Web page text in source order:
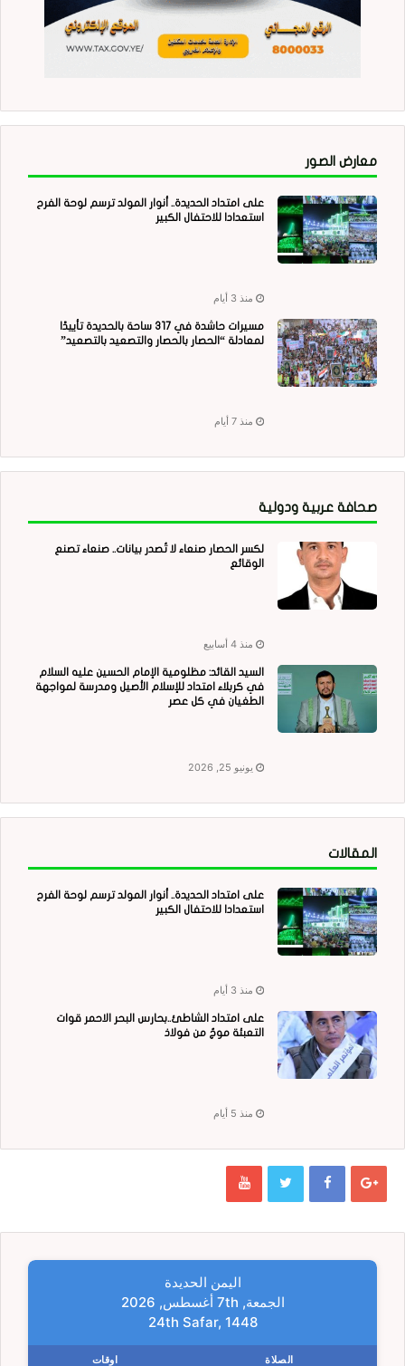
معارض الصور
على امتداد الحديدة.. أنوار المولد ترسم لوحة الفرح
استعدادا للاحتفال الكبير
منذ 3 أيام
مسيرات حاشدة في 317 ساحة بالحديدة تأييدًا
لمعادلة “الحصار بالحصار والتصعيد بالتصعيد”
منذ 7 أيام
صحافة عربية ودولية
لكسر الحصار صنعاء لا تُصدر بيانات.. صنعاء تصنع
الوقائع
منذ 4 أسابيع
السيد القائد: مظلومية الإمام الحسين عليه السلام
في كربلاء امتداد للإسلام الأصيل ومدرسة لمواجهة
الطغيان في كل عصر
يونيو 25, 2026
المقالات
على امتداد الحديدة.. أنوار المولد ترسم لوحة الفرح
استعدادا للاحتفال الكبير
منذ 3 أيام
على امتداد الشاطئ..بحارس البحر الاحمر قوات
التعبئة موجٌ من فولاذ
منذ 5 أيام
اليمن الحديدة
الجمعة, 7th أغسطس, 2026
24th Safar, 1448
الصلاة اوقات